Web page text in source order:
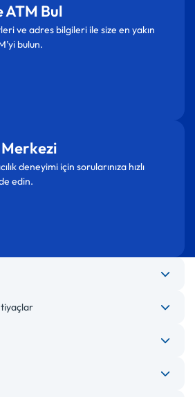
ATM Bul
ve adres bilgileri ile size en yakın
bulun.
Merkezi
deneyimi için sorularınıza hızlı
edin.